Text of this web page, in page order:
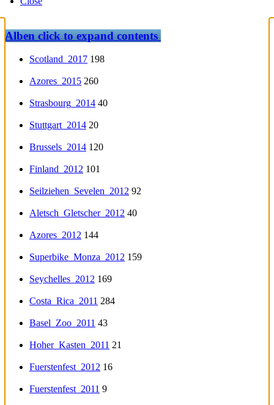
Albenclick to expand contents
Scotland_2017 198
Azores_2015 260
Strasbourg_2014 40
Stuttgart_2014 20
Brussels_2014 120
Finland_2012 101
Seilziehen_Sevelen_2012 92
Aletsch_Gletscher_2012 40
Azores_2012 144
Superbike_Monza_2012 159
Seychelles_2012 169
Costa_Rica_2011 284
Basel_Zoo_2011 43
Hoher_Kasten_2011 21
Fuerstenfest_2012 16
Fuerstenfest_2011 9